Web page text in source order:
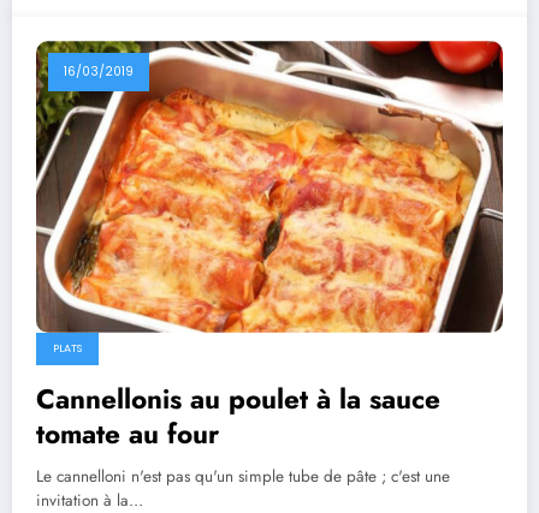
16/03/2019
PLATS
Cannellonis au poulet à la sauce
tomate au four
Le cannelloni n'est pas qu'un simple tube de pâte ; c'est une
invitation à la…